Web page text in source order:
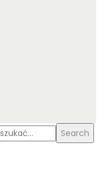
Search